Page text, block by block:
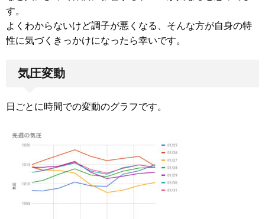
す。
よくわからないけど調子が悪くなる、そんな方が自身の特
性に気づくきっかけになったら幸いです。
気圧変動
日ごとに時間での変動のグラフです。